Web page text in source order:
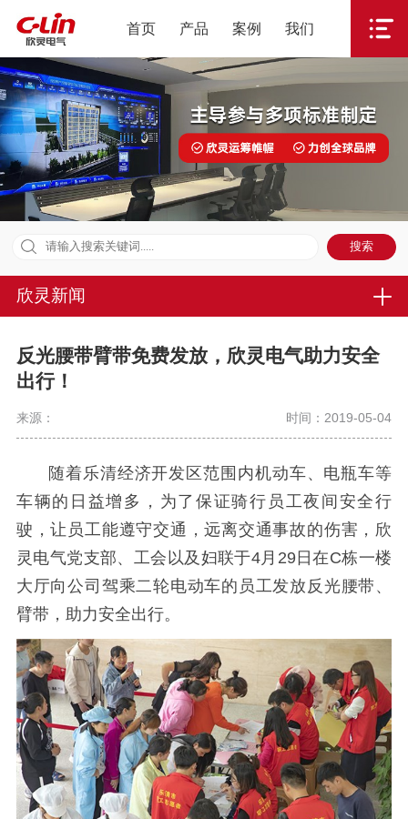
首页 产品 案例 我们
欣灵新闻
反光腰带臂带免费发放，欣灵电气助力安全
出行！
来源： 时间：2019-05-04
随着乐清经济开发区范围内机动车、电瓶车等
车辆的日益增多，为了保证骑行员工夜间安全行
驶，让员工能遵守交通，远离交通事故的伤害，欣
灵电气党支部、工会以及妇联于4月29日在C栋一楼
大厅向公司驾乘二轮电动车的员工发放反光腰带、
臂带，助力安全出行。